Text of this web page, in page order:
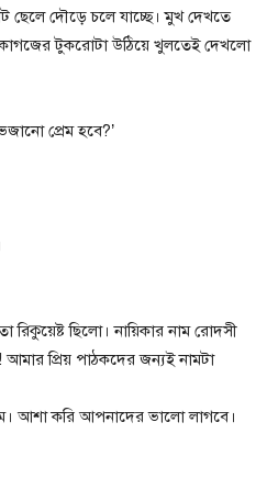
ছেলে দৌড়ে চলে যাচ্ছে। মুখ দেখতে
টুকরোটা উঠিয়ে খুলতেই দেখলো
প্রেম হবে?’
ছিলো। নায়িকার নাম রোদসী
প্রিয় পাঠকদের জন্যই নামটা
আশা করি আপনাদের ভালো লাগবে।